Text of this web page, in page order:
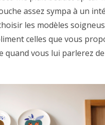
assez sympa à un
les modèles
celles que vous
quand vous lui parlerez